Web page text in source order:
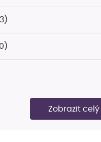
Zobrazit